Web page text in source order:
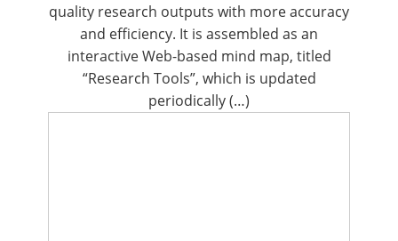
quality research outputs with more accuracy
and efficiency. It is assembled as an
interactive Web-based mind map, titled
“Research Tools”, which is updated
periodically (…)